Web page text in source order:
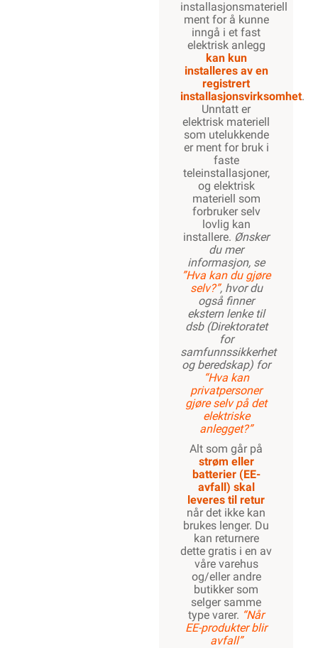
installasjonsmateriell
ment for å kunne
inngå i et fast
elektrisk anlegg
kan kun
installeres av en
registrert
installasjonsvirksomhet.
Unntatt er
elektrisk materiell
som utelukkende
er ment for bruk i
faste
teleinstallasjoner,
og elektrisk
materiell som
forbruker selv
lovlig kan
installere. Ønsker
du mer
informasjon, se
”Hva kan du gjøre
selv?”, hvor du
også finner
ekstern lenke til
dsb (Direktoratet
for
samfunnssikkerhet
og beredskap) for
“Hva kan
privatpersoner
gjøre selv på det
elektriske
anlegget?”
Alt som går på
strøm eller
batterier (EE-
avfall) skal
leveres til retur
når det ikke kan
brukes lenger. Du
kan returnere
dette gratis i en av
våre varehus
og/eller andre
butikker som
selger samme
type varer. “Når
EE-produkter blir
avfall”